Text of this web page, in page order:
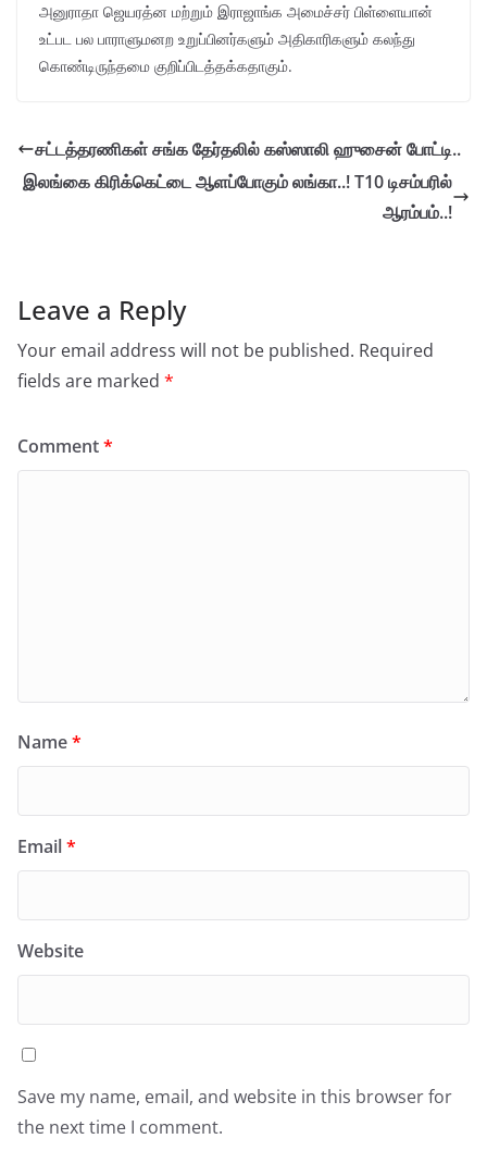
அனுராதா ஜெயரத்ன மற்றும் இராஜாங்க அமைச்சர் பிள்ளையான்
உட்பட பல பாராளுமனற உறுப்பினர்களும் அதிகாரிகளும் கலந்து
கொண்டிருந்தமை குறிப்பிடத்தக்கதாகும்.
சட்டத்தரணிகள் சங்க தேர்தலில் கஸ்ஸாலி ஹுசைன் போட்டி..
இலங்கை கிரிக்கெட்டை ஆளப்போகும் லங்கா..! T10 டிசம்பரில்
ஆரம்பம்..!
Leave a Reply
Your email address will not be published. Required
fields are marked *
Comment*
Name*
Email*
Website
Save my name, email, and website in this browser for
the next time I comment.